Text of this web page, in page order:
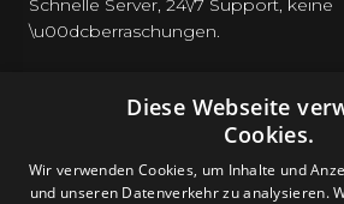
Schnelle Server, 24\/7 Support, keine
\u00dcberraschungen.
HOSTING
Diese Webseite
Cookies.
Wir verwenden Cookies, um Inhalte und
und unseren Datenverkehr zu analysieren.